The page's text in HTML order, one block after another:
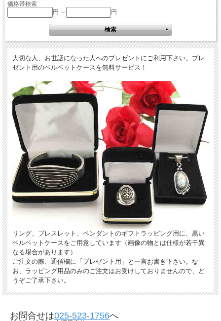
価格帯検索
円 ～
円
大切な人、お世話になった人へのプレゼントにご利用下さい。プレ
ゼント用のベルベットケースを無料サービス！
リング、ブレスレット、ペンダントのギフトラッピング用に、黒い
ベルベットケースをご用意しています（画像の物とは仕様が若干異
なる場合があります）
ご注文の際、通信欄に「プレゼント用」と一言お書き下さい。な
お、ラッピング用品のみのご注文はお受けしておりませんので、ど
うぞご了承下さい。
お問合せは025-523-1756へ